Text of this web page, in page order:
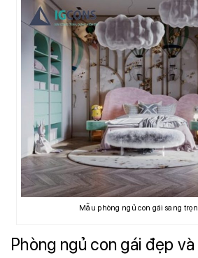
Mẫu phòng ngủ con gái sang
Phòng ngủ con gái đẹp